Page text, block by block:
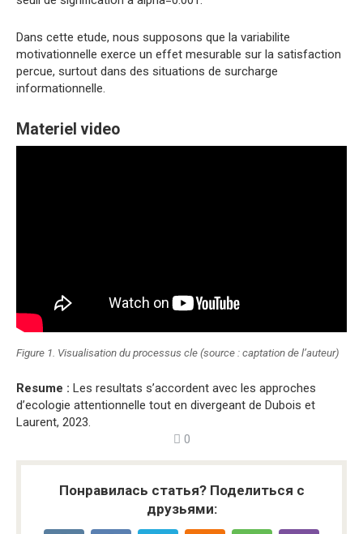
Dans cette etude, nous supposons que la variabilite
motivationnelle exerce un effet mesurable sur la satisfaction
percue, surtout dans des situations de surcharge
informationnelle.
Materiel video
Figure 1. Visualisation du processus cle (source : captation de l’auteur)
Resume : Les resultats s’accordent avec les approches
d’ecologie attentionnelle tout en divergeant de Dubois et
Laurent, 2023.
0
Понравилась статья? Поделиться с
друзьями: